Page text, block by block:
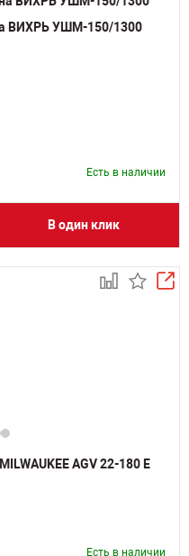
ВИХРЬ УШМ-150/1300
Есть в наличии
В один клик
AGV 22-180 E
Есть в наличии